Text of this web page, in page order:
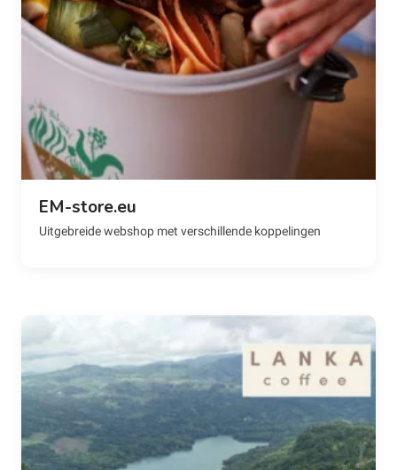
EM-store.eu
Uitgebreide webshop met verschillende koppelingen